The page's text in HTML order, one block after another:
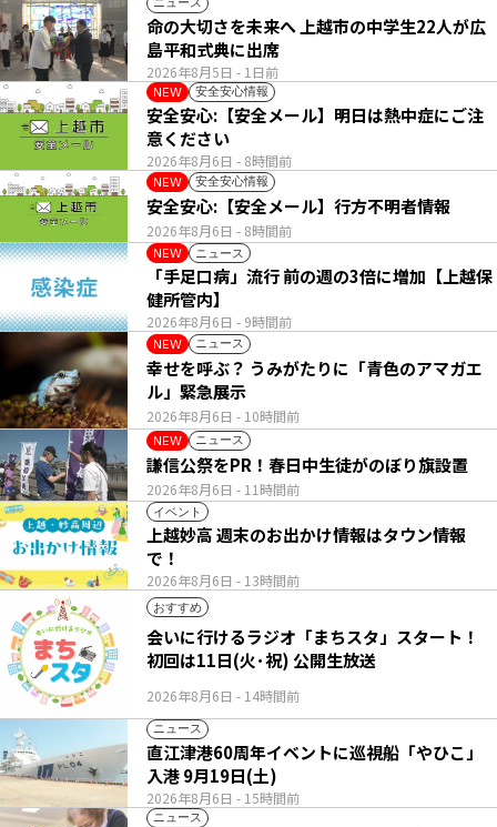
2026年8月5日 - 1日前
命の大切さを未来へ 上越市の中学生22人が広
島平和式典に出席
NEW 安全安心情報
2026年8月6日 - 8時間前
安全安心:【安全メール】明日は熱中症にご注
意ください
NEW 安全安心情報
2026年8月6日 - 8時間前
安全安心:【安全メール】行方不明者情報
NEW ニュース
2026年8月6日 - 9時間前
「手足口病」流行 前の週の3倍に増加【上越保
健所管内】
NEW ニュース
2026年8月6日 - 10時間前
幸せを呼ぶ？ うみがたりに「青色のアマガエ
ル」緊急展示
NEW ニュース
2026年8月6日 - 11時間前
謙信公祭をPR！春日中生徒がのぼり旗設置
イベント
2026年8月6日 - 13時間前
上越妙高 週末のお出かけ情報はタウン情報
で！
おすすめ
2026年8月6日 - 14時間前
会いに行けるラジオ「まちスタ」スタート！
初回は11日(火･祝) 公開生放送
ニュース
2026年8月6日 - 15時間前
直江津港60周年イベントに巡視船「やひこ」
入港 9月19日(土)
ニュース